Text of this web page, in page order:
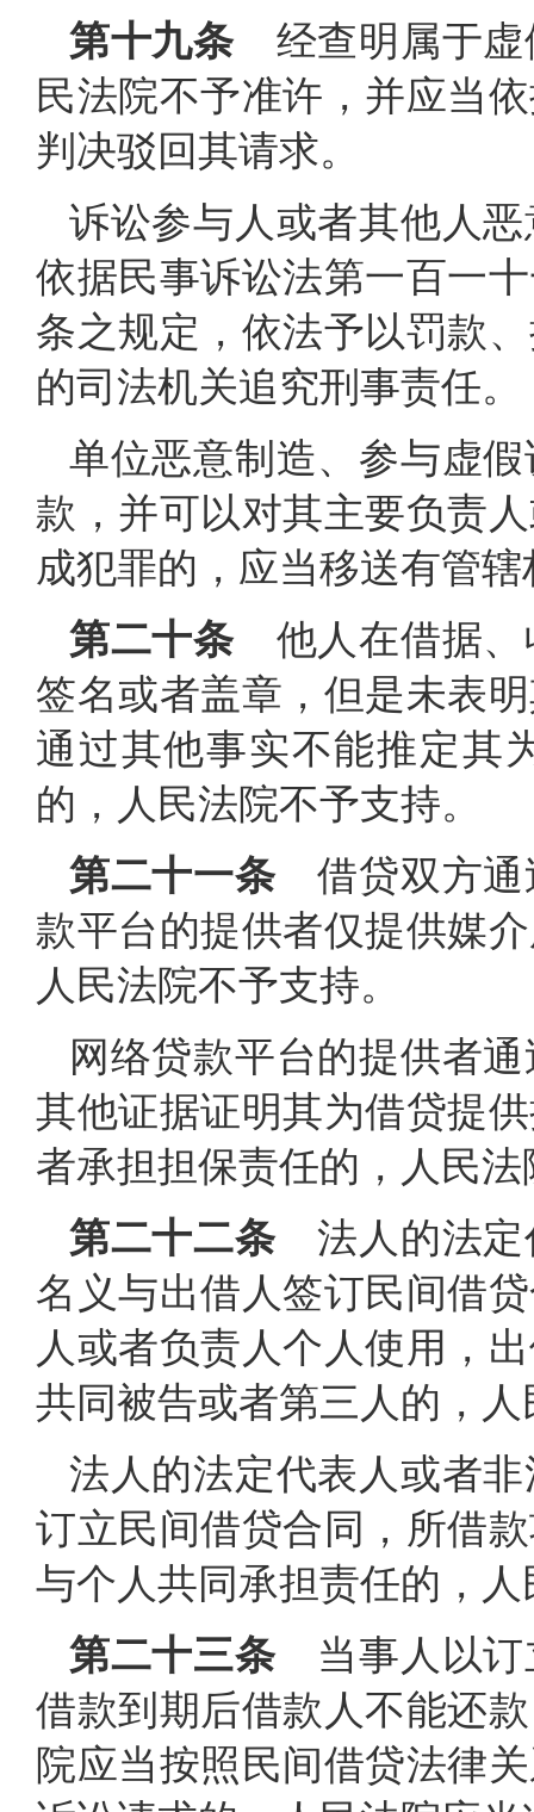
第十九条经查明属于虚
民法院不予准许，并应当
判决驳回其请求。
诉讼参与人或者其他人
依据民事诉讼法第一百一
条之规定，依法予以罚款
的司法机关追究刑事责任。
单位恶意制造、参与虚
款，并可以对其主要负责
成犯罪的，应当移送有管
第二十条他人在借据、
签名或者盖章，但是未表
通过其他事实不能推定其
的，人民法院不予支持。
第二十一条借贷双方通
款平台的提供者仅提供媒
人民法院不予支持。
网络贷款平台的提供者
其他证据证明其为借贷提
者承担担保责任的，人民
第二十二条法人的法定
名义与出借人签订民间借
人或者负责人个人使用，
共同被告或者第三人的，
法人的法定代表人或者
订立民间借贷合同，所借
与个人共同承担责任的，
第二十三条当事人以订
借款到期后借款人不能还
院应当按照民间借贷法律